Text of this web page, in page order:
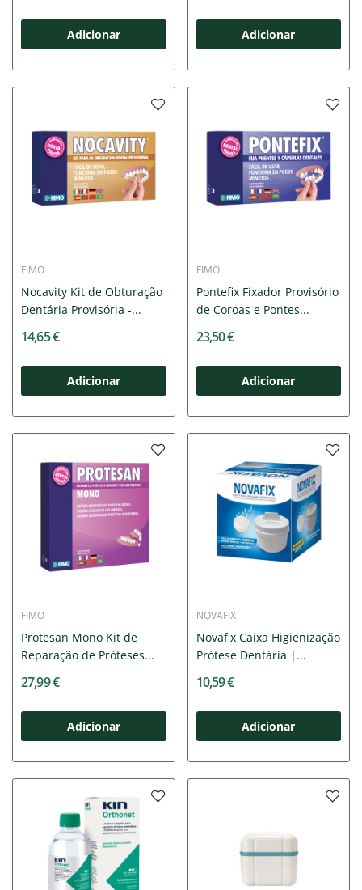
Adicionar Adicionar
FIMO
Nocavity Kit de Obturação
Dentária Provisória -...
14,65 €
Adicionar
FIMO
Pontefix Fixador Provisório
de Coroas e Pontes...
23,50 €
Adicionar
FIMO
Protesan Mono Kit de
Reparação de Próteses...
27,99 €
Adicionar
NOVAFIX
Novafix Caixa Higienização
Prótese Dentária |...
10,59 €
Adicionar